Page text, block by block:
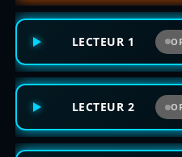
LECTEUR 1
LECTEUR 2